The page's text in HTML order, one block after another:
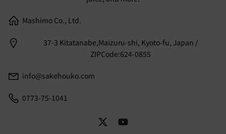
Mashimo Co., Ltd.
37-3 Kitatanabe,Maizuru-shi, Kyoto-fu, Japan /
ZIPCode:624-0855
info@sakehouko.com
0773-75-1041